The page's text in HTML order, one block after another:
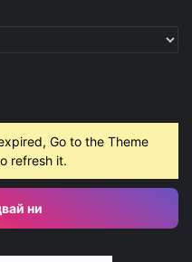
Go to the Theme
refresh it.
ни